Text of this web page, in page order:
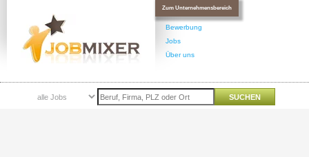
Zum Unternehmensbereich
Bewerbung
Jobs
Über uns